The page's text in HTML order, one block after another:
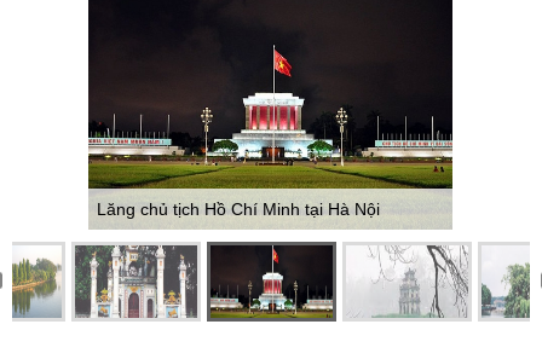
Lăng chủ tịch Hồ Chí Minh tại Hà Nội